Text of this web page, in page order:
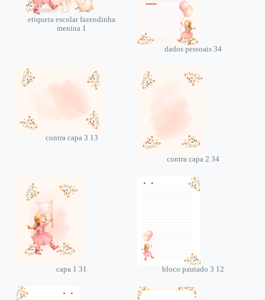
etiqueta escolar fazendinha
menina 1
dados pessoais 34
contra capa 3 13
contra capa 2 34
capa 1 31 bloco pautado 3 12